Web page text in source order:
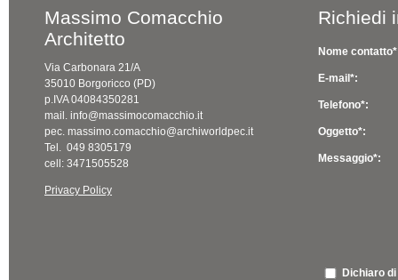
Massimo Comacchio
Architetto
Via Carbonara 21/A
35010 Borgoricco (PD)
p.IVA 04084350281
mail. info@massimocomacchio.it
pec. massimo.comacchio@archiworldpec.it
Tel. 049 8305179
cell: 3471505528
Privacy Policy
Richiedi
Nome
E-mail*:
Telefono*:
Oggetto*:
Messaggio*:
Dichiaro